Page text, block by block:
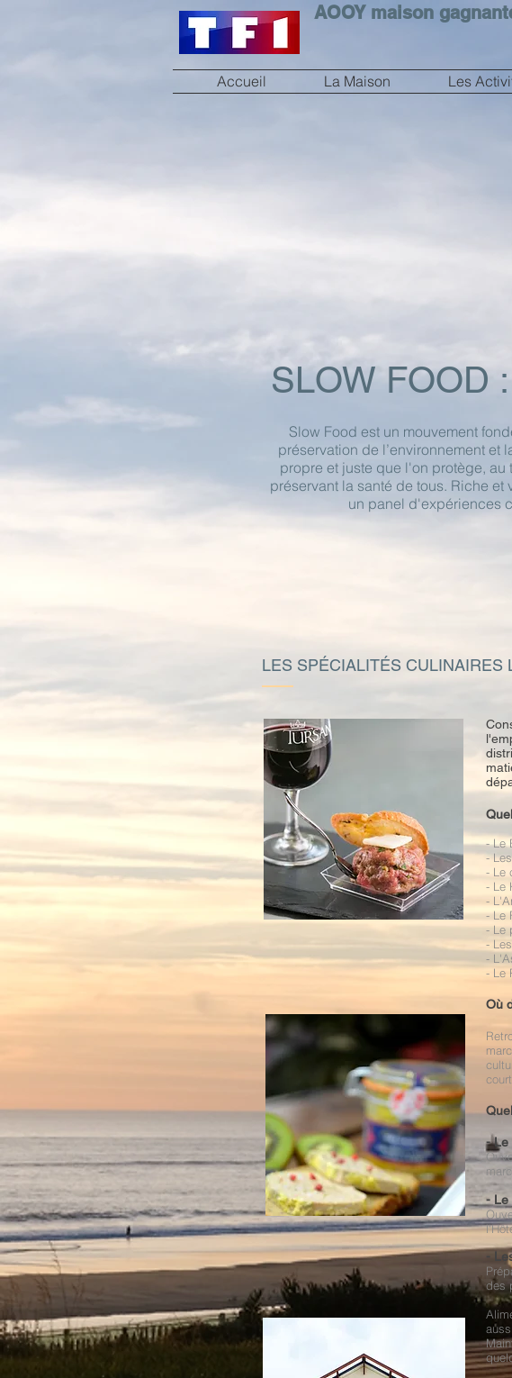
Accueil La Maison Les
AOOY maison
SLOW FOOD
Slow Food est un mouvement
préservation de l’environnement et
propre et juste que l'on protège, au
préservant la santé de tous. Riche
un panel d'expériences
LES SPÉCIALITÉS CULINAIRES
- Le
-
- Le
- Le
-
- Le
- Le
-
-
- Le
Où
- Le
- Le
-
des